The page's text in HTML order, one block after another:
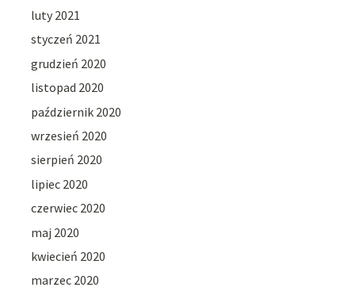
luty 2021
styczeń 2021
grudzień 2020
listopad 2020
październik 2020
wrzesień 2020
sierpień 2020
lipiec 2020
czerwiec 2020
maj 2020
kwiecień 2020
marzec 2020